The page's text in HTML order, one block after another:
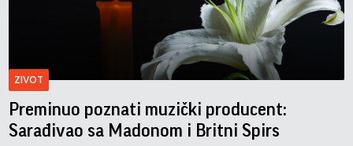
ZIVOT
Preminuo poznati muzički producent:
Sarađivao sa Madonom i Britni Spirs